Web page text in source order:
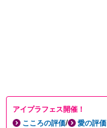
アイプラフェス開催！
こころの評価/
愛の評価